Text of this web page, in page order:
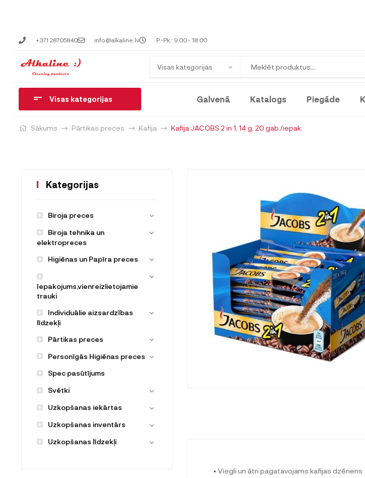
+371 28705840 info@alkaline.lv P.-Pk.: 9:00 - 18:00
Visas kategorijas
Visas kategorijas Galvenā Katalogs Piegāde
Sākums Pārtikas preces Kafija Kafija JACOBS 2 in 1, 14 g, 20 gab./iepak.
• Viegli un ātri pagatavojams kafijas dzēriens
Kategorijas
Biroja preces
Biroja tehnika un
elektropreces
Higiēnas un Papīra preces
Iepakojums,vienreizlietojamie
trauki
Individuālie aizsardzības
līdzekļi
Pārtikas preces
Personīgās Higiēnas preces
Spec pasūtījums
Svētki
Uzkopšanas iekārtas
Uzkopšanas inventārs
Uzkopšanas līdzekļi